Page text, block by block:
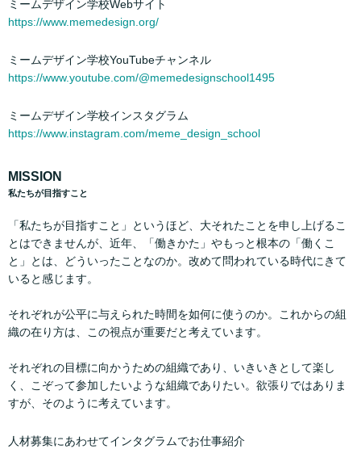
ミームデザイン学校Webサイト
https://www.memedesign.org/
ミームデザイン学校YouTubeチャンネル
https://www.youtube.com/@memedesignschool1495
ミームデザイン学校インスタグラム
https://www.instagram.com/meme_design_school
MISSION
私たちが目指すこと
「私たちが目指すこと」というほど、大それたことを申し上げるこ
とはできませんが、近年、「働きかた」やもっと根本の「働くこ
と」とは、どういったことなのか。改めて問われている時代にきて
いると感じます。
それぞれが公平に与えられた時間を如何に使うのか。これからの組
織の在り方は、この視点が重要だと考えています。
それぞれの目標に向かうための組織であり、いきいきとして楽し
く、こぞって参加したいような組織でありたい。欲張りではありま
すが、そのように考えています。
人材募集にあわせてインタグラムでお仕事紹介